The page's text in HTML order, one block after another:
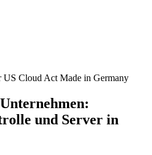
US Cloud Act Made in Germany
und Server in